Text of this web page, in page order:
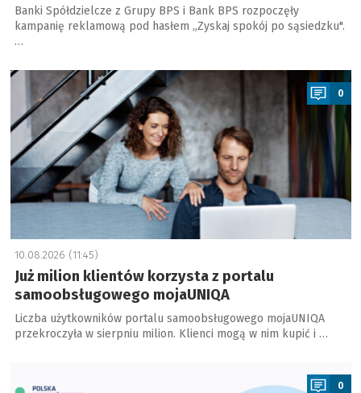
Banki Spółdzielcze z Grupy BPS i Bank BPS rozpoczęły
kampanię reklamową pod hasłem „Zyskaj spokój po sąsiedzku".
…
a
0
10.08.2026 (11:45)
Już milion klientów korzysta z portalu
samoobsługowego mojaUNIQA
Liczba użytkowników portalu samoobsługowego mojaUNIQA
przekroczyła w sierpniu milion. Klienci mogą w nim kupić i …
0